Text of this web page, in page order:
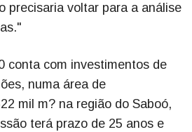
precisaria voltar para a análise
conta com investimentos de
numa área de
mil m? na região do Saboó,
terá prazo de 25 anos e